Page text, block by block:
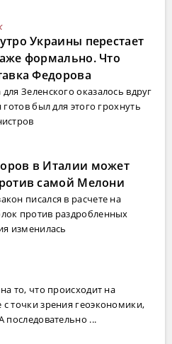
Украины перестает
формально. Что
Федорова
Зеленского оказалось вдруг
был для этого грохнуть
в Италии может
самой Мелони
писался в расчете на
против раздробленных
изменилась
то, что происходит на
точки зрения геоэкономики,
последовательно ...